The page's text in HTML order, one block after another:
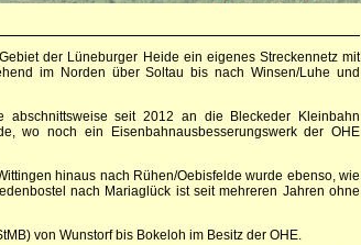
der Lüneburger Heide ein eigenes Streckennetz mit
im Norden über Soltau bis nach Winsen/Luhe und
seit 2012 an die Bleckeder Kleinbahn
wo noch ein Eisenbahnausbesserungswerk der OHE
hinaus nach Rühen/Oebisfelde wurde ebenso, wie
nach Mariaglück ist seit mehreren Jahren ohne
von Wunstorf bis Bokeloh im Besitz der OHE.